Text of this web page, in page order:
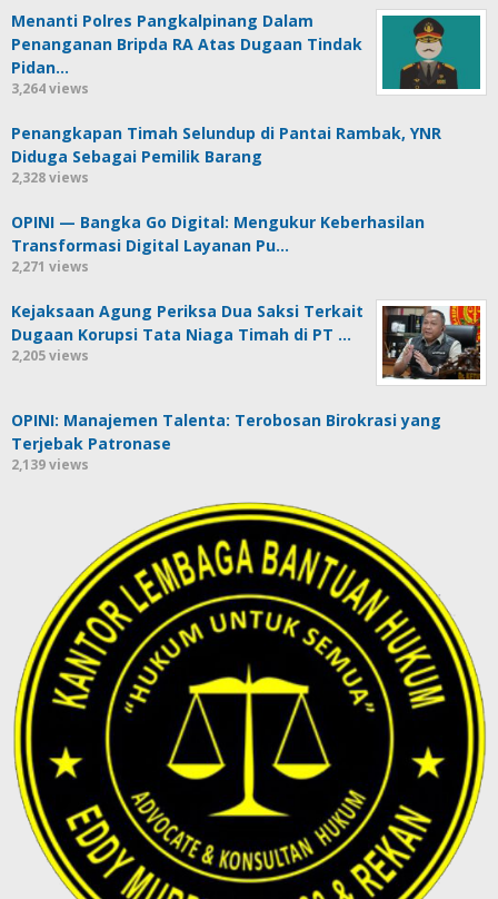
Menanti Polres Pangkalpinang Dalam
Penanganan Bripda RA Atas Dugaan Tindak
Pidan…
3,264 views
Penangkapan Timah Selundup di Pantai Rambak, YNR
Diduga Sebagai Pemilik Barang
2,328 views
OPINI — Bangka Go Digital: Mengukur Keberhasilan
Transformasi Digital Layanan Pu…
2,271 views
Kejaksaan Agung Periksa Dua Saksi Terkait
Dugaan Korupsi Tata Niaga Timah di PT …
2,205 views
OPINI: Manajemen Talenta: Terobosan Birokrasi yang
Terjebak Patronase
2,139 views